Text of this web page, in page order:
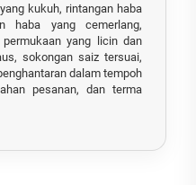
kukuh, rintangan haba
haba yang cemerlang,
yang licin dan
sokongan saiz tersuai,
dalam tempoh
pesanan, dan terma